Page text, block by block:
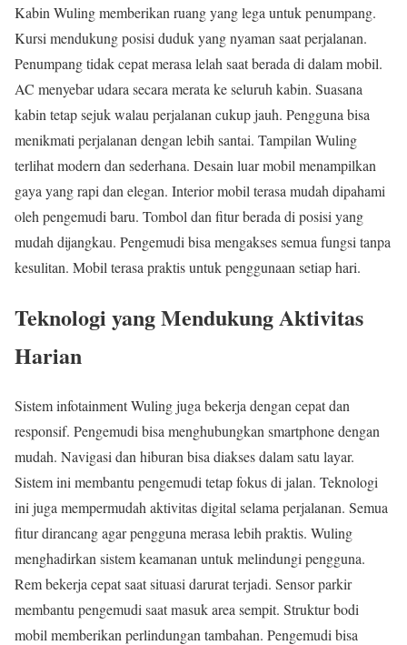
Kabin Wuling memberikan ruang yang lega untuk penumpang.
Kursi mendukung posisi duduk yang nyaman saat perjalanan.
Penumpang tidak cepat merasa lelah saat berada di dalam mobil.
AC menyebar udara secara merata ke seluruh kabin. Suasana
kabin tetap sejuk walau perjalanan cukup jauh. Pengguna bisa
menikmati perjalanan dengan lebih santai. Tampilan Wuling
terlihat modern dan sederhana. Desain luar mobil menampilkan
gaya yang rapi dan elegan. Interior mobil terasa mudah dipahami
oleh pengemudi baru. Tombol dan fitur berada di posisi yang
mudah dijangkau. Pengemudi bisa mengakses semua fungsi tanpa
kesulitan. Mobil terasa praktis untuk penggunaan setiap hari.
Teknologi yang Mendukung Aktivitas
Harian
Sistem infotainment Wuling juga bekerja dengan cepat dan
responsif. Pengemudi bisa menghubungkan smartphone dengan
mudah. Navigasi dan hiburan bisa diakses dalam satu layar.
Sistem ini membantu pengemudi tetap fokus di jalan. Teknologi
ini juga mempermudah aktivitas digital selama perjalanan. Semua
fitur dirancang agar pengguna merasa lebih praktis. Wuling
menghadirkan sistem keamanan untuk melindungi pengguna.
Rem bekerja cepat saat situasi darurat terjadi. Sensor parkir
membantu pengemudi saat masuk area sempit. Struktur bodi
mobil memberikan perlindungan tambahan. Pengemudi bisa